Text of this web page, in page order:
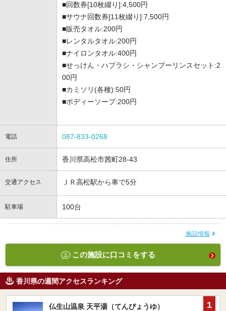
■回数券[10枚綴り]:4,500円
■サウナ回数券[11枚綴り]:7,500円
■販売タオル:200円
■レンタルタオル:200円
■ナイロンタオル:400円
■せっけん・ハブラシ・シャンプーリンスセット:2
00円
■カミソリ(各種):50円
■ボディーソープ:200円
電話 087-833-0268
住所 香川県高松市茜町28-43
交通アクセス ＪＲ高松駅から車で5分
駐車場 100台
施設情報
この施設に口コミをする
香川県の週間アクセスランキング
仏生山温泉 天平湯（てんぴょうゆ）
1